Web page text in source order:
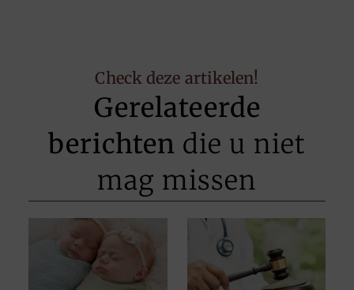
Check deze artikelen!
Gerelateerde
berichten die u niet
mag missen